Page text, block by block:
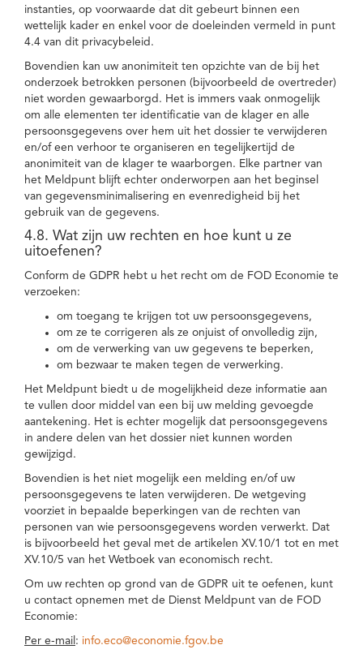
instanties, op voorwaarde dat dit gebeurt binnen een
wettelijk kader en enkel voor de doeleinden vermeld in punt
4.4 van dit privacybeleid.
Bovendien kan uw anonimiteit ten opzichte van de bij het
onderzoek betrokken personen (bijvoorbeeld de overtreder)
niet worden gewaarborgd. Het is immers vaak onmogelijk
om alle elementen ter identificatie van de klager en alle
persoonsgegevens over hem uit het dossier te verwijderen
en/of een verhoor te organiseren en tegelijkertijd de
anonimiteit van de klager te waarborgen. Elke partner van
het Meldpunt blijft echter onderworpen aan het beginsel
van gegevensminimalisering en evenredigheid bij het
gebruik van de gegevens.
4.8. Wat zijn uw rechten en hoe kunt u ze
uitoefenen?
Conform de GDPR hebt u het recht om de FOD Economie te
verzoeken:
om toegang te krijgen tot uw persoonsgegevens,
om ze te corrigeren als ze onjuist of onvolledig zijn,
om de verwerking van uw gegevens te beperken,
om bezwaar te maken tegen de verwerking.
Het Meldpunt biedt u de mogelijkheid deze informatie aan
te vullen door middel van een bij uw melding gevoegde
aantekening. Het is echter mogelijk dat persoonsgegevens
in andere delen van het dossier niet kunnen worden
gewijzigd.
Bovendien is het niet mogelijk een melding en/of uw
persoonsgegevens te laten verwijderen. De wetgeving
voorziet in bepaalde beperkingen van de rechten van
personen van wie persoonsgegevens worden verwerkt. Dat
is bijvoorbeeld het geval met de artikelen XV.10/1 tot en met
XV.10/5 van het Wetboek van economisch recht.
Om uw rechten op grond van de GDPR uit te oefenen, kunt
u contact opnemen met de Dienst Meldpunt van de FOD
Economie:
Per e-mail : info.eco@economie.fgov.be